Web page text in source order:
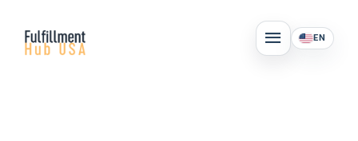
content
MAIN
MENU
EN